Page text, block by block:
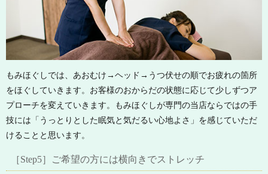
もみほぐしでは、あおむけ→ヘッド→うつ伏せの順でお疲れの箇所
をほぐしていきます。お客様のおからだの状態に応じて少しずつア
プローチを変えていきます。もみほぐしが専門の当店ならではの手
技には「うっとりとした眠気と気だるい心地よさ」を感じていただ
けることと思います。
［Step5］ご希望の方には横向きでストレッチ